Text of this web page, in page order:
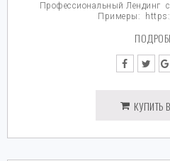
Профессиональный Лендинг
Примеры:
КУПИТЬ